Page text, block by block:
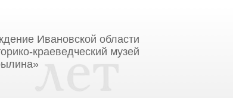
Ивановской области
краеведческий музей